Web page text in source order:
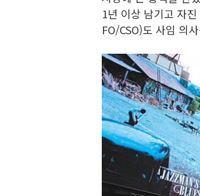
1년 이상 남기고 자
FO/CSO)도 사임 의